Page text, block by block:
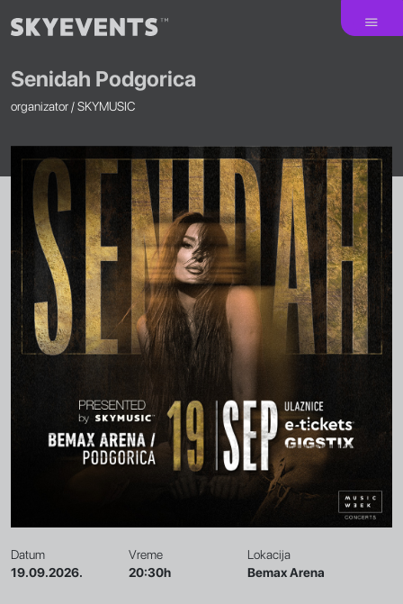
Senidah Podgorica
organizator /SKYMUSIC
Datum
19.09.2026.
Vreme
20:30h
Lokacija
Bemax Arena